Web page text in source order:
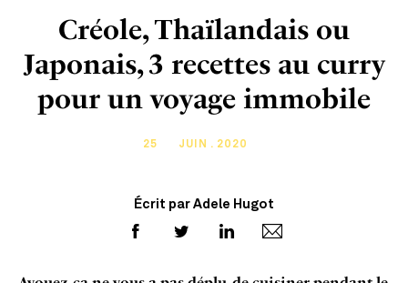
Créole, Thaïlandais ou
Japonais, 3 recettes au curry
pour un voyage immobile
25 JUIN . 2020
Écrit par Adele Hugot